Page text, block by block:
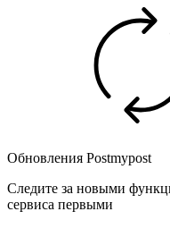
Обновления Postmypost
Следите за новыми
сервиса первыми